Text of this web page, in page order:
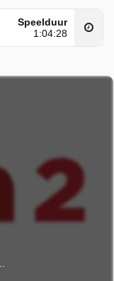
Speelduur
1:04:28